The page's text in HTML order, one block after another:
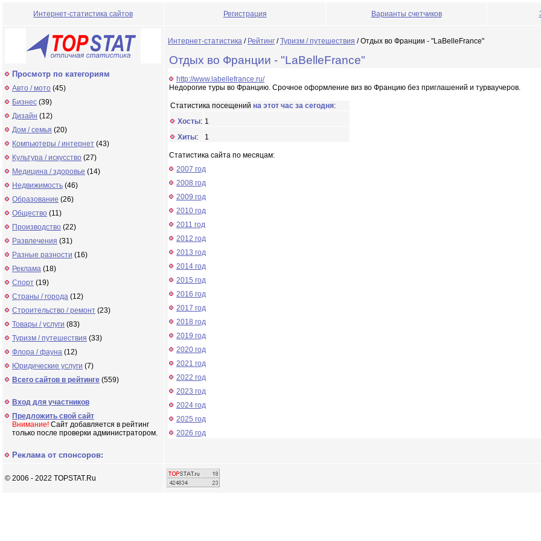
Интернет-статистика сайтов Регистрация Варианты счетчиков
Просмотр по категориям
Авто / мото (45)
Бизнес (39)
Дизайн (12)
Дом / семья (20)
Компьютеры / интернет (43)
Культура / искусство (27)
Медицина / здоровье (14)
Недвижимость (46)
Образование (26)
Общество (11)
Производство (22)
Развлечения (31)
Разные разности (16)
Реклама (18)
Спорт (19)
Страны / города (12)
Строительство / ремонт (23)
Товары / услуги (83)
Туризм / путешествия (33)
Флора / фауна (12)
Юридические услуги (7)
Всего сайтов в рейтинге (559)
Вход для участников
Предложить свой сайт
Внимание! Сайт добавляется в рейтинг
только после проверки администратором.
Реклама от спонсоров:
Интернет-статистика / Рейтинг /Туризм / путешествия / Отдых во Франции - "LaBelleFrance"
Отдых во Франции - "LaBelleFrance"
http://www.labellefrance.ru/
Недорогие туры во Францию. Срочное оформление виз во Францию без приглашений и турваучеров.
Статистика посещений на этот час за сегодня:
Хосты: 1
Хиты: 1
Статистика сайта по месяцам:
2007 год
2008 год
2009 год
2010 год
2011 год
2012 год
2013 год
2014 год
2015 год
2016 год
2017 год
2018 год
2019 год
2020 год
2021 год
2022 год
2023 год
2024 год
2025 год
2026 год
© 2006 - 2022 TOPSTAT.Ru